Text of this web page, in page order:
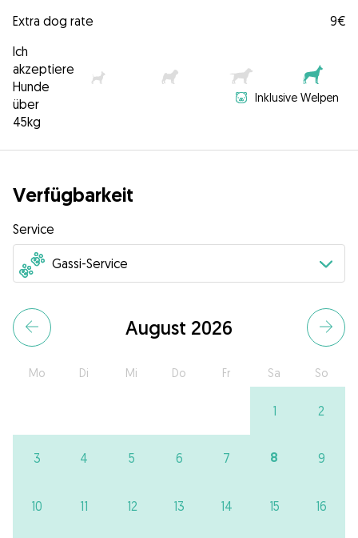
Extra dog rate
9€
Ich
akzeptiere
Hunde
über
45kg
Inklusive Welpen
Verfügbarkeit
Service
August 2026
Mo Di Mi Do Fr Sa So
1 2
3 4 5 6 7 8 9
10 11 12 13 14 15 16